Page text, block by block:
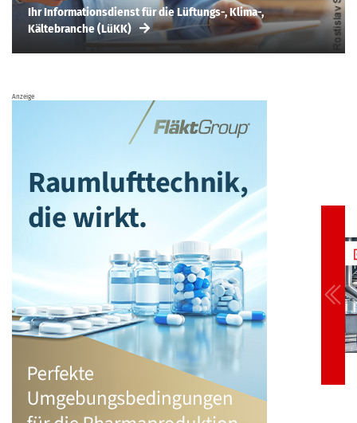
Ihr Informationsdienst für die Lüftungs-, Klima-,
Kältebranche (LüKK)
Anzeige